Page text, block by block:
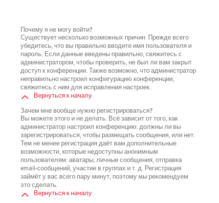
Почему я не могу войти?
Существует несколько возможных причин. Прежде всего
убедитесь, что вы правильно вводите имя пользователя и
пароль. Если данные введены правильно, свяжитесь с
администратором, чтобы проверить, не был ли вам закрыт
доступ к конференции. Также возможно, что администратор
неправильно настроил конфигурацию конференции,
свяжитесь с ним для исправления настроек.
Вернуться к началу
Зачем мне вообще нужно регистрироваться?
Вы можете этого и не делать. Всё зависит от того, как
администратор настроил конференцию: должны ли вы
зарегистрироваться, чтобы размещать сообщения, или нет.
Тем не менее регистрация даёт вам дополнительные
возможности, которые недоступны анонимным
пользователям: аватары, личные сообщения, отправка
email-сообщений, участие в группах и т. д. Регистрация
займёт у вас всего пару минут, поэтому мы рекомендуем
это сделать.
Вернуться к началу